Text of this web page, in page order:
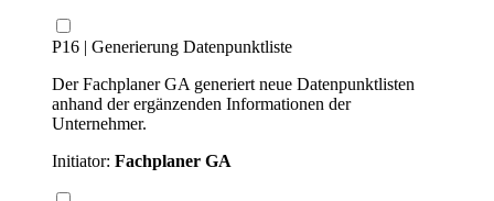
P16 | Generierung Datenpunktliste
Der Fachplaner GA generiert neue Datenpunktlisten
anhand der ergänzenden Informationen der
Unternehmer.
Initiator: Fachplaner GA